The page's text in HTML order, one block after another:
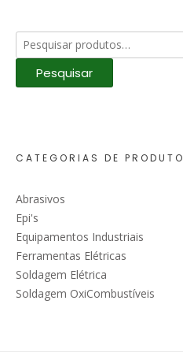
Pesquisar
por:
Pesquisar
CATEGORIAS DE PRODUTO
Abrasivos
Epi's
Equipamentos Industriais
Ferramentas Elétricas
Soldagem Elétrica
Soldagem OxiCombustíveis